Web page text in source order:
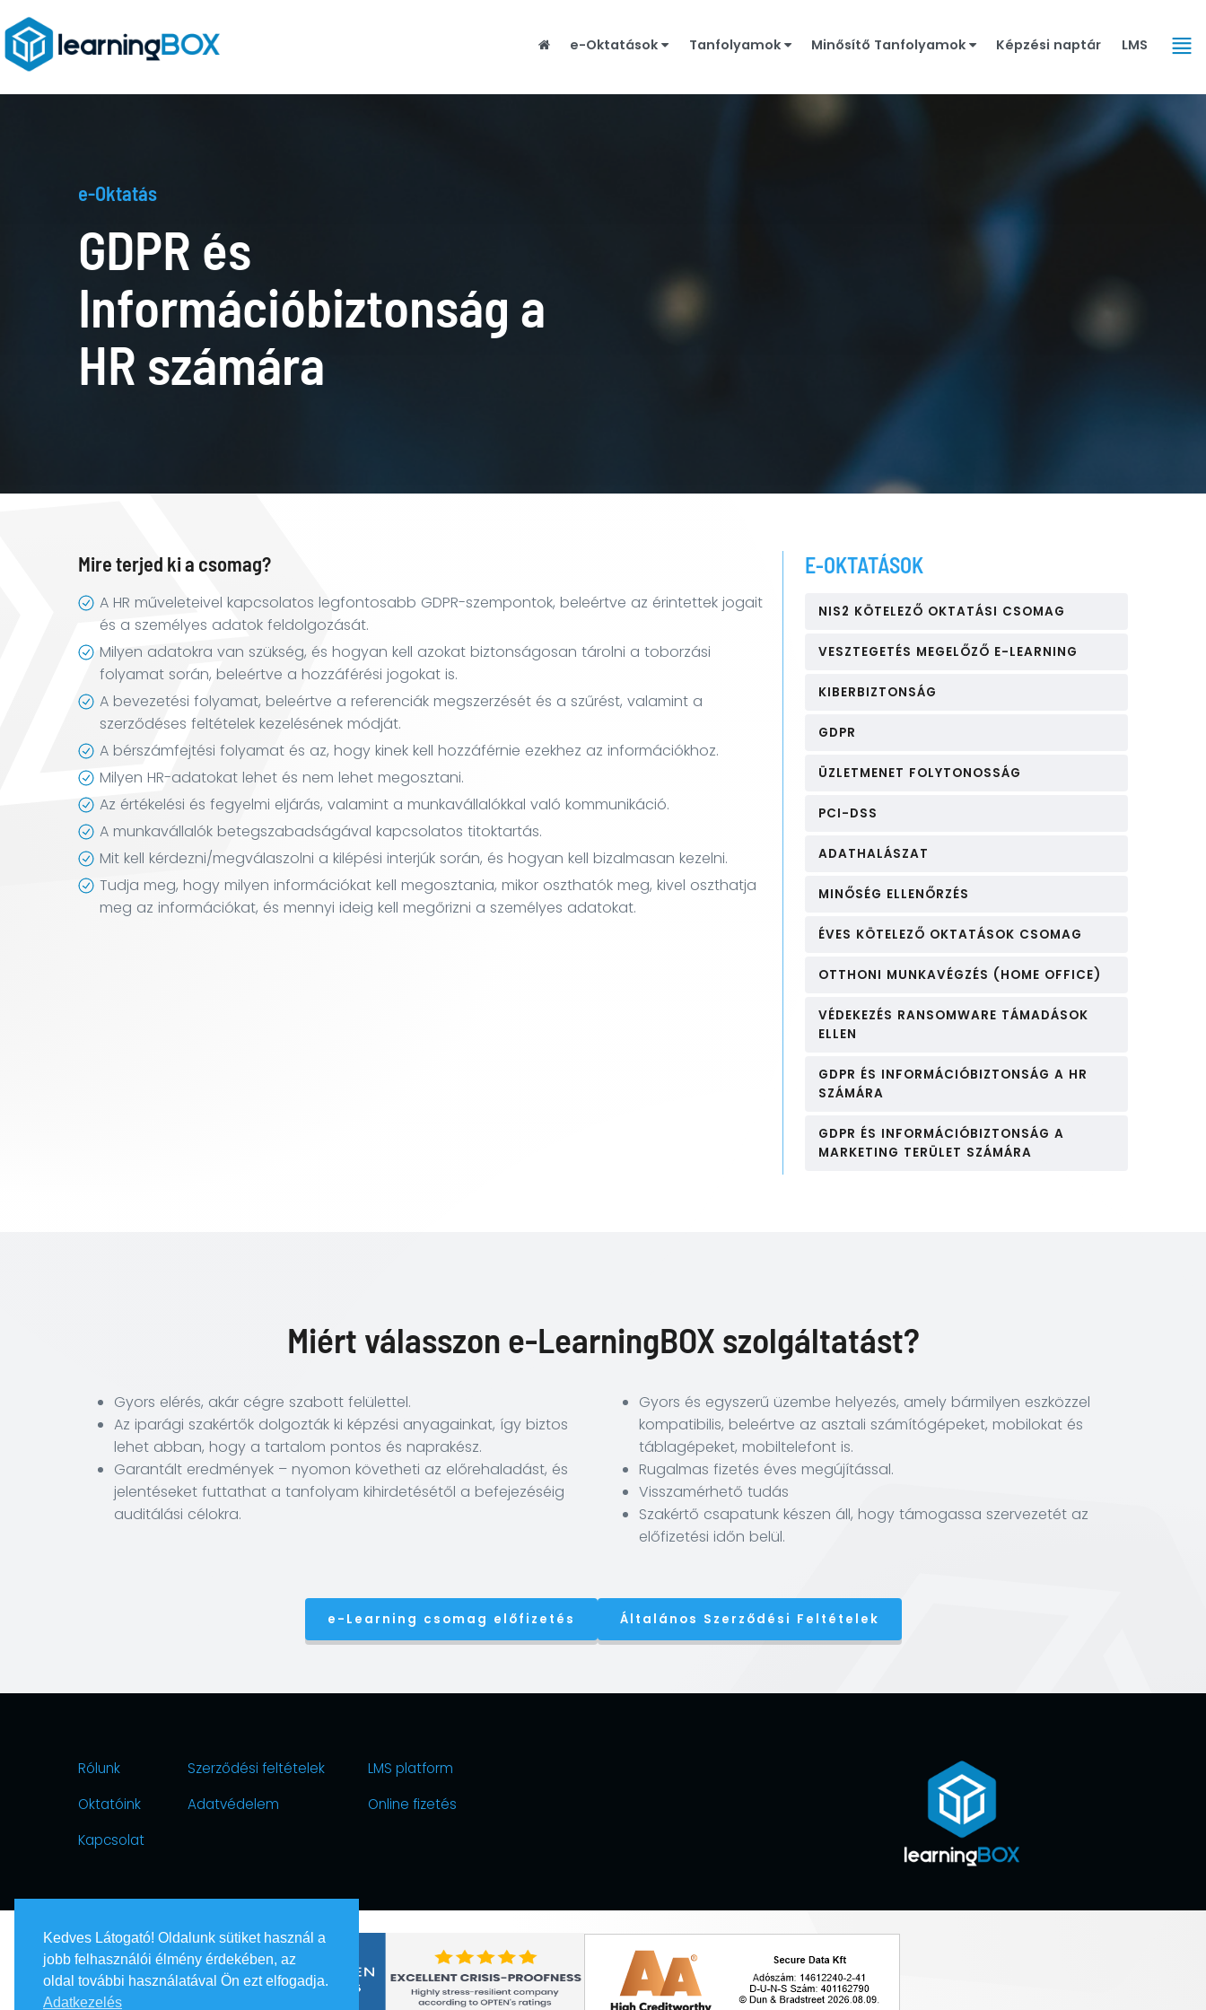
Oktatások
Tanfolyamok
naptár
e-Oktatások Tanfolyamok Minősítő Tanfolyamok Képzési naptár LMS
e-Oktatás
GDPR és
Információbiztonság a
HR számára
Mire terjed ki a csomag?
A HR műveleteivel kapcsolatos legfontosabb GDPR-szempontok, beleértve az érintettek jogait
és a személyes adatok feldolgozását.
Milyen adatokra van szükség, és hogyan kell azokat biztonságosan tárolni a toborzási
folyamat során, beleértve a hozzáférési jogokat is.
A bevezetési folyamat, beleértve a referenciák megszerzését és a szűrést, valamint a
szerződéses feltételek kezelésének módját.
A bérszámfejtési folyamat és az, hogy kinek kell hozzáférnie ezekhez az információkhoz.
Milyen HR-adatokat lehet és nem lehet megosztani.
Az értékelési és fegyelmi eljárás, valamint a munkavállalókkal való kommunikáció.
A munkavállalók betegszabadságával kapcsolatos titoktartás.
Mit kell kérdezni/megválaszolni a kilépési interjúk során, és hogyan kell bizalmasan kezelni.
Tudja meg, hogy milyen információkat kell megosztania, mikor oszthatók meg, kivel oszthatja
meg az információkat, és mennyi ideig kell megőrizni a személyes adatokat.
E-OKTATÁSOK
NIS2 KÖTELEZŐ OKTATÁSI CSOMAG
VESZTEGETÉS MEGELŐZŐ E-LEARNING
KIBERBIZTONSÁG
GDPR
ÜZLETMENET FOLYTONOSSÁG
PCI-DSS
ADATHALÁSZAT
MINŐSÉG ELLENŐRZÉS
ÉVES KÖTELEZŐ OKTATÁSOK CSOMAG
OTTHONI MUNKAVÉGZÉS (HOME OFFICE)
VÉDEKEZÉS RANSOMWARE TÁMADÁSOK
ELLEN
GDPR ÉS INFORMÁCIÓBIZTONSÁG A HR
SZÁMÁRA
GDPR ÉS INFORMÁCIÓBIZTONSÁG A
MARKETING TERÜLET SZÁMÁRA
Miért válasszon e-LearningBOX szolgáltatást?
Gyors elérés, akár cégre szabott felülettel.
Az iparági szakértők dolgozták ki képzési anyagainkat, így biztos
lehet abban, hogy a tartalom pontos és naprakész.
Garantált eredmények – nyomon követheti az előrehaladást, és
jelentéseket futtathat a tanfolyam kihirdetésétől a befejezéséig
auditálási célokra.
Gyors és egyszerű üzembe helyezés, amely bármilyen eszközzel
kompatibilis, beleértve az asztali számítógépeket, mobilokat és
táblagépeket, mobiltelefont is.
Rugalmas fizetés éves megújítással.
Visszamérhető tudás
Szakértő csapatunk készen áll, hogy támogassa szervezetét az
előfizetési időn belül.
e-Learning csomag előfizetés Általános Szerződési Feltételek
Rólunk
Oktatóink
Kapcsolat
Szerződési feltételek
Adatvédelem
LMS platform
Online fizetés
Kedves Látogató! Oldalunk sütiket használ a
jobb felhasználói élmény érdekében, az
oldal további használatával Ön ezt elfogadja.
Adatkezelés